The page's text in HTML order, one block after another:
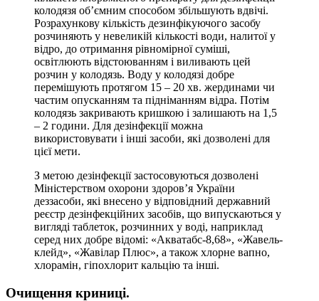
колодязя об’ємним способом збільшують вдвічі.
Розрахункову кількість дезинфікуючого засобу
розчиняють у невеликій кількості води, налитої у
відро, до отримання рівномірної суміші,
освітлюють відстоюванням і виливають цей
розчин у колодязь. Воду у колодязі добре
перемішують протягом 15 – 20 хв. жердинами чи
частим опусканням та підніманням відра. Потім
колодязь закривають кришкою і залишають на 1,5
– 2 години. Для дезінфекції можна
використовувати і інші засоби, які дозволені для
цієї мети.
З метою дезінфекції застосовуються дозволені
Міністерством охорони здоров’я України
деззасоби, які внесено у відповідний державний
реєстр дезінфекційних засобів, що випускаються у
вигляді таблеток, розчинних у воді, наприклад
серед них добре відомі: «Акватабс-8,68», «Жавель-
клейд», «Жавілар Плюс», а також хлорне вапно,
хлорамін, гіпохлорит кальцію та інші.
Очищення криниці.